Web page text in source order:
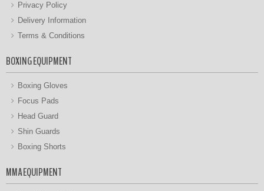
Privacy Policy
Delivery Information
Terms & Conditions
BOXING EQUIPMENT
Boxing Gloves
Focus Pads
Head Guard
Shin Guards
Boxing Shorts
MMA EQUIPMENT